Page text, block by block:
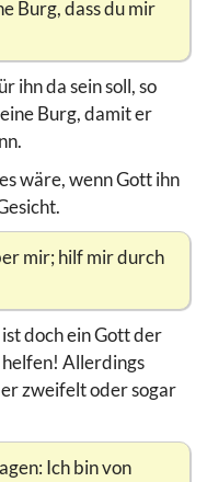
Burg, dass du mir
ihn da sein soll, so
Burg, damit er
wäre, wenn Gott ihn
mir; hilf mir durch
doch ein Gott der
helfen! Allerdings
zweifelt oder sogar
Ich bin von